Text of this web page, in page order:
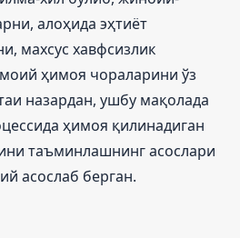
алоҳида эҳтиёт
махсус хавфсизлик
ҳимоя чораларини ўз
назардан, ушбу мақолада
ҳимоя қилинадиган
таъминлашнинг асослари
асослаб берган.